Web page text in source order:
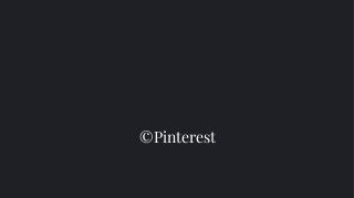
©Pinterest